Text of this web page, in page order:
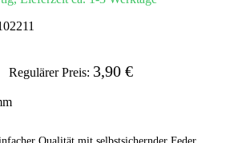
Regulärer Preis: 3,90 €